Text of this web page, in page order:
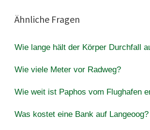
Ähnliche Fragen
Wie lange hält der Körper Durchfall
Wie viele Meter vor Radweg?
Wie weit ist Paphos vom Flughafen
Was kostet eine Bank auf Langeoog?